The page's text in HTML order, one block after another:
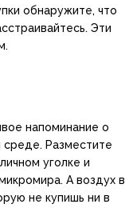
обнаружите, что
Эти
напоминание о
Разместите
уголке и
А воздух в
не купишь ни в